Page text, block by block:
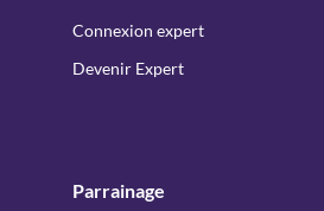
Connexion expert
Devenir Expert
Parrainage